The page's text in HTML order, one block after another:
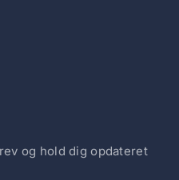
og hold dig opdateret